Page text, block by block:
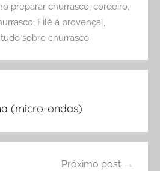
preparar churrasco cordeiro
Filé à provençal
tudo sobre churrasco
(micro-ondas)
Próximo post